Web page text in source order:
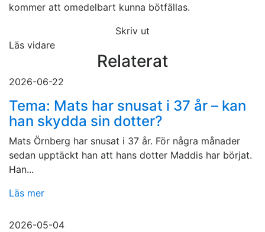
kommer att omedelbart kunna bötfällas.
Skriv ut
Läs vidare
Relaterat
2026-06-22
Tema: Mats har snusat i 37 år – kan
han skydda sin dotter?
Mats Örnberg har snusat i 37 år. För några månader
sedan upptäckt han att hans dotter Maddis har börjat.
Han...
Läs mer
2026-05-04